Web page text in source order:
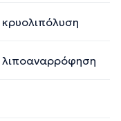
λιποαναρρόφηση